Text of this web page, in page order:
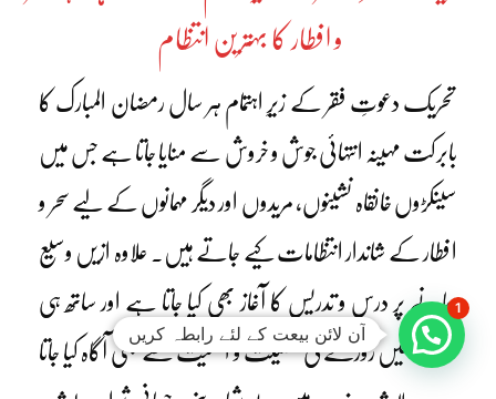
و افطار کا بہترین انتظام
تحریک دعوتِ فقر کے زیرِ اہتمام ہر سال رمضان المبارک کا
بابرکت مہینہ انتہائی جوش و خروش سے منایا جاتا ہے جس میں
سینکڑوں خانقاہ نشینوں، مریدوں اور دیگر مہمانوں کے لیے سحر و
افطار کے شاندار انتظامات کیے جاتے ہیں۔ علاوہ ازیں وسیع
پیمانے پر درس و تدریس کا آغاز بھی کیا جاتا ہے اور ساتھ ہی
ساتھ انہیں روزے کی فضیلت و اہمیت سے بھی آگاہ کیا جاتا
آن لائن بیعت کے لئے رابطہ کریں
1